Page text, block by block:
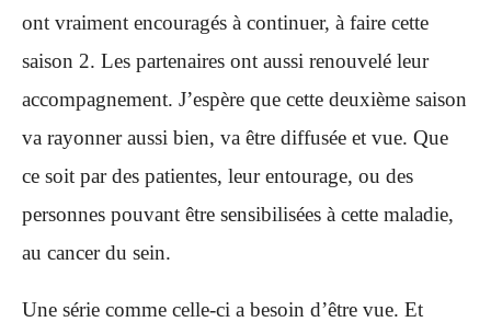
ont vraiment encouragés à continuer, à faire cette
saison 2. Les partenaires ont aussi renouvelé leur
accompagnement. J’espère que cette deuxième saison
va rayonner aussi bien, va être diffusée et vue. Que
ce soit par des patientes, leur entourage, ou des
personnes pouvant être sensibilisées à cette maladie,
au cancer du sein.
Une série comme celle-ci a besoin d’être vue. Et